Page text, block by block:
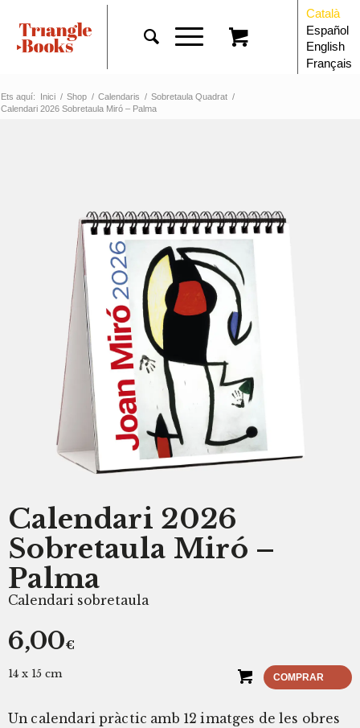
Català
Español
English
Français
Ets aquí: Inici / Shop / Calendaris / Sobretaula Quadrat /
Calendari 2026 Sobretaula Miró – Palma
Calendari 2026
Sobretaula Miró –
Palma
Calendari sobretaula
6,00€
14 x 15 cm COMPRAR
Un calendari pràctic amb 12 imatges de les obres